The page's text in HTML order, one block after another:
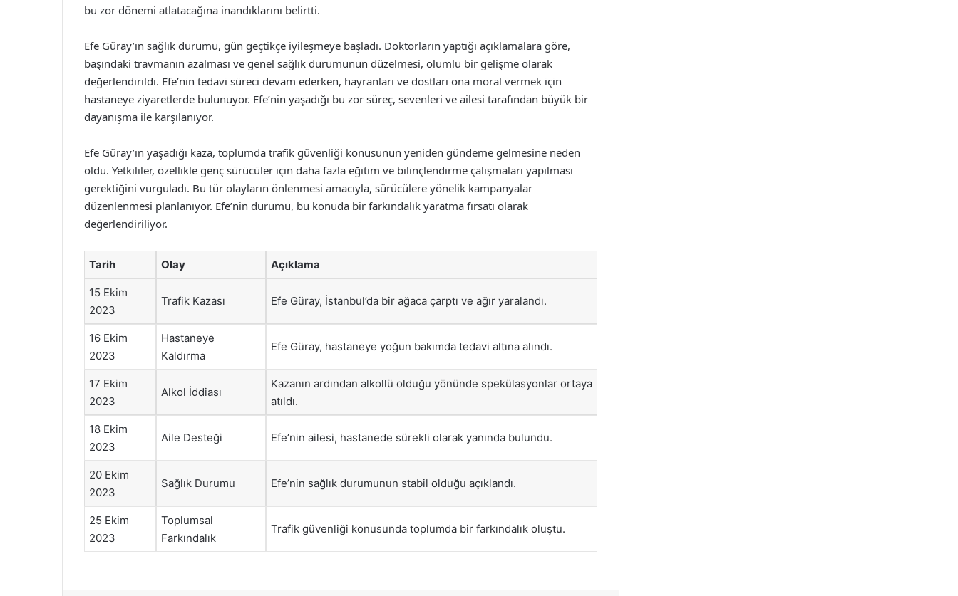
bu zor dönemi atlatacağına inandıklarını belirtti.
Efe Güray’ın sağlık durumu, gün geçtikçe iyileşmeye başladı. Doktorların yaptığı açıklamalara göre,
başındaki travmanın azalması ve genel sağlık durumunun düzelmesi, olumlu bir gelişme olarak
değerlendirildi. Efe’nin tedavi süreci devam ederken, hayranları ve dostları ona moral vermek için
hastaneye ziyaretlerde bulunuyor. Efe’nin yaşadığı bu zor süreç, sevenleri ve ailesi tarafından büyük bir
dayanışma ile karşılanıyor.
Efe Güray’ın yaşadığı kaza, toplumda trafik güvenliği konusunun yeniden gündeme gelmesine neden
oldu. Yetkililer, özellikle genç sürücüler için daha fazla eğitim ve bilinçlendirme çalışmaları yapılması
gerektiğini vurguladı. Bu tür olayların önlenmesi amacıyla, sürücülere yönelik kampanyalar
düzenlenmesi planlanıyor. Efe’nin durumu, bu konuda bir farkındalık yaratma fırsatı olarak
değerlendiriliyor.
Tarih Olay Açıklama
15 Ekim
2023
Trafik Kazası Efe Güray, İstanbul’da bir ağaca çarptı ve ağır yaralandı.
16 Ekim
2023
Hastaneye
Kaldırma
Efe Güray, hastaneye yoğun bakımda tedavi altına alındı.
17 Ekim
2023
Alkol İddiası
Kazanın ardından alkollü olduğu yönünde spekülasyonlar ortaya
atıldı.
18 Ekim
2023
Aile Desteği Efe’nin ailesi, hastanede sürekli olarak yanında bulundu.
20 Ekim
2023
Sağlık Durumu Efe’nin sağlık durumunun stabil olduğu açıklandı.
25 Ekim
2023
Toplumsal
Farkındalık
Trafik güvenliği konusunda toplumda bir farkındalık oluştu.